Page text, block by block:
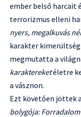
ember belső harcait
terrorizmus elleni
nyers, megalkuvás
karakter
megmutatta a
karaktereketéletre
a vásznon.
Ezt követően jöttek
bolygója: Forradalom